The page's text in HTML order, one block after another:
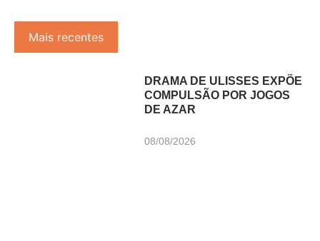
Mais recentes
DRAMA DE ULISSES EXPÕE
COMPULSÃO POR JOGOS
DE AZAR
08/08/2026